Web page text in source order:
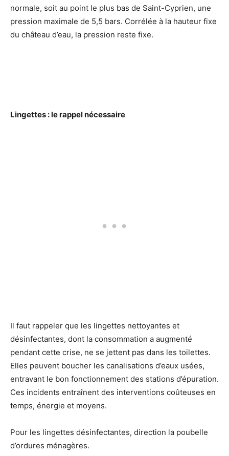
normale, soit au point le plus bas de Saint-Cyprien, une
pression maximale de 5,5 bars. Corrélée à la hauteur fixe
du château d’eau, la pression reste fixe.
Lingettes : le rappel nécessaire
Il faut rappeler que les lingettes nettoyantes et
désinfectantes, dont la consommation a augmenté
pendant cette crise, ne se jettent pas dans les toilettes.
Elles peuvent boucher les canalisations d’eaux usées,
entravant le bon fonctionnement des stations d’épuration.
Ces incidents entraînent des interventions coûteuses en
temps, énergie et moyens.
Pour les lingettes désinfectantes, direction la poubelle
d’ordures ménagères.